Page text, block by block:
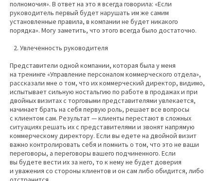
полномочия». В ответ на это я всегда говорила: «Если
руководитель первый будет нарушать им же самим
установленные правила, в компании не будет никакого
порядка». Могу заметить, что этого всегда было достаточно.
Увлеченность руководителя
Представители одной компании, которая была у меня
на тренинге «Управление персоналом коммерческого отдела»,
рассказали мне о том, что их коммерческий директор, видимо,
испытывает сильную ностальгию по работе в продажах и при
двойных визитах с торговыми представителями увлекается,
начинает брать на себя первую роль, решает все вопросы
с клиентом сам. Результат — клиенты перестают в сложных
ситуациях решать их с представителями и звонят напрямую
коммерческому директору. Если вы едете на двойной визит
важно контролировать себя и помнить о том, что это не ваши
переговоры, а переговоры вашего подчиненного. Если
вы будете вести их за него, то к нему не будет доверия
и уважения со стороны клиентов и он сам либо обидится, либо